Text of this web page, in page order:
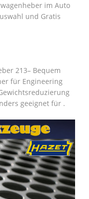
im Auto
und Gratis
213– Bequem
für Engineering
geeignet für .